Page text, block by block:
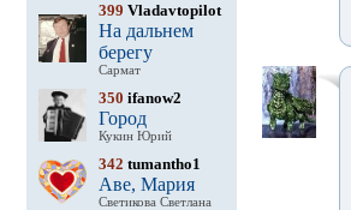
399 Vladavtopilot
На дальнем
берегу
Сармат
350 ifanow2
Город
Кукин Юрий
342 tumantho1
Аве, Мария
Светикова Светлана